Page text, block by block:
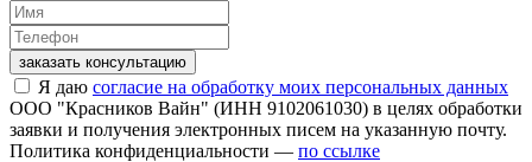
заказать консультацию
Я даю согласие на обработку моих персональных данных
ООО "Красников Вайн" (ИНН 9102061030) в целях обработки
заявки и получения электронных писем на указанную почту.
Политика конфиденциальности — по ссылке